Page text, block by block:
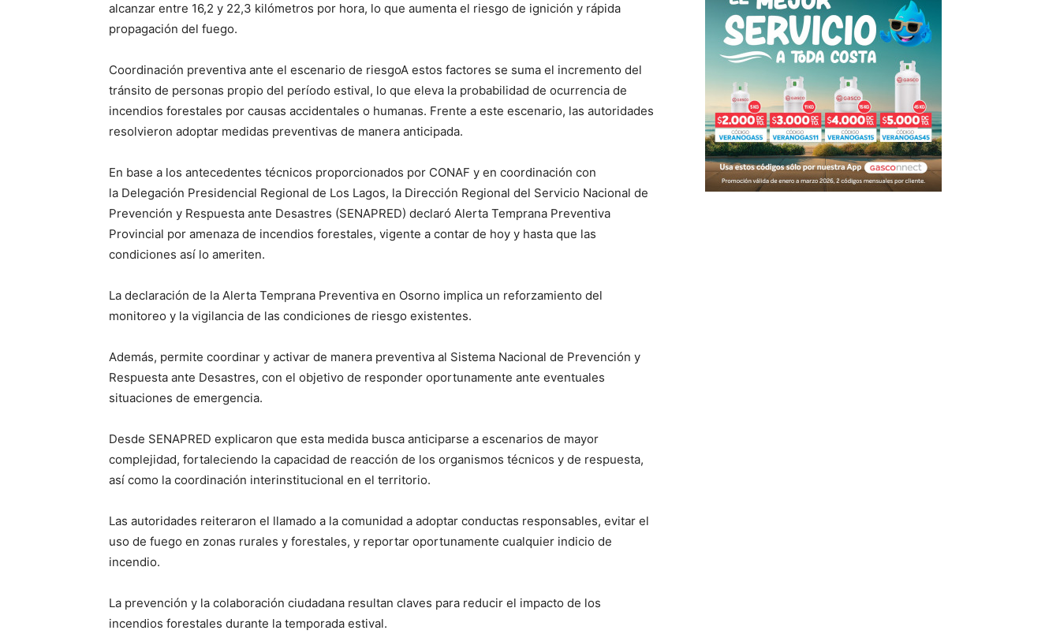
alcanzar entre 16,2 y 22,3 kilómetros por hora, lo que aumenta el riesgo de ignición y rápida
propagación del fuego.
Coordinación preventiva ante el escenario de riesgoA estos factores se suma el incremento del
tránsito de personas propio del período estival, lo que eleva la probabilidad de ocurrencia de
incendios forestales por causas accidentales o humanas. Frente a este escenario, las autoridades
resolvieron adoptar medidas preventivas de manera anticipada.
En base a los antecedentes técnicos proporcionados por CONAF y en coordinación con
la Delegación Presidencial Regional de Los Lagos, la Dirección Regional del Servicio Nacional de
Prevención y Respuesta ante Desastres (SENAPRED) declaró Alerta Temprana Preventiva
Provincial por amenaza de incendios forestales, vigente a contar de hoy y hasta que las
condiciones así lo ameriten.
La declaración de la Alerta Temprana Preventiva en Osorno implica un reforzamiento del
monitoreo y la vigilancia de las condiciones de riesgo existentes.
Además, permite coordinar y activar de manera preventiva al Sistema Nacional de Prevención y
Respuesta ante Desastres, con el objetivo de responder oportunamente ante eventuales
situaciones de emergencia.
Desde SENAPRED explicaron que esta medida busca anticiparse a escenarios de mayor
complejidad, fortaleciendo la capacidad de reacción de los organismos técnicos y de respuesta,
así como la coordinación interinstitucional en el territorio.
Las autoridades reiteraron el llamado a la comunidad a adoptar conductas responsables, evitar el
uso de fuego en zonas rurales y forestales, y reportar oportunamente cualquier indicio de
incendio.
La prevención y la colaboración ciudadana resultan claves para reducir el impacto de los
incendios forestales durante la temporada estival.